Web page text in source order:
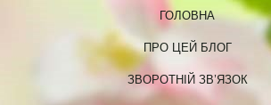
ГОЛОВНА
ПРО ЦЕЙ БЛОГ
ЗВОРОТНІЙ ЗВ’ЯЗОК